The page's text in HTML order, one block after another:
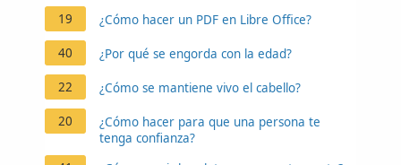
19
¿Cómo hacer un PDF en Libre Office?
40 ¿Por qué se engorda con la edad?
22 ¿Cómo se mantiene vivo el cabello?
20
¿Cómo hacer para que una persona te
tenga confianza?